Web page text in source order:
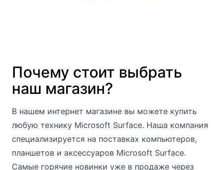
Почему стоит выбрать
наш магазин?
В нашем интернет магазине вы можете купить
любую технику Microsoft Surface. Наша компания
специализируется на поставках компьютеров,
планшетов и аксессуаров Microsoft Surface.
Самые горячие новинки уже в продаже через